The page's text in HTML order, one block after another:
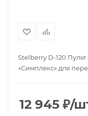
Stelberry D-120
«Симплекс» для
12 945 ₽/